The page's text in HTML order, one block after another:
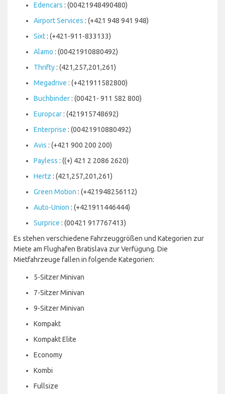
Edencars : (00421948490480)
Airport Services : (+421 948 941 948)
Sixt: (+421-911-833133)
Alamo : (00421910880492)
Thrifty: (421,257,201,261)
Megadrive : (+421911582800)
Buchbinder: (00421- 911 582 800)
Europcar: (421915748692)
Enterprise : (00421910880492)
Avis : (+421 900 200 200)
Payless : ((+) 421 2 2086 2620)
Hertz : (421,257,201,261)
Green Motion : (+421948256112)
Auto-Union : (+421911446444)
Surprice : (00421 917767413)
Es stehen verschiedene Fahrzeuggrößen und Kategorien zur
Miete am Flughafen Bratislava zur Verfügung. Die
Mietfahrzeuge fallen in folgende Kategorien:
5-Sitzer Minivan
7-Sitzer Minivan
9-Sitzer Minivan
Kompakt
Kompakt Elite
Economy
Kombi
Fullsize